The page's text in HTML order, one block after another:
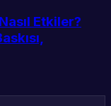
Etkiler?